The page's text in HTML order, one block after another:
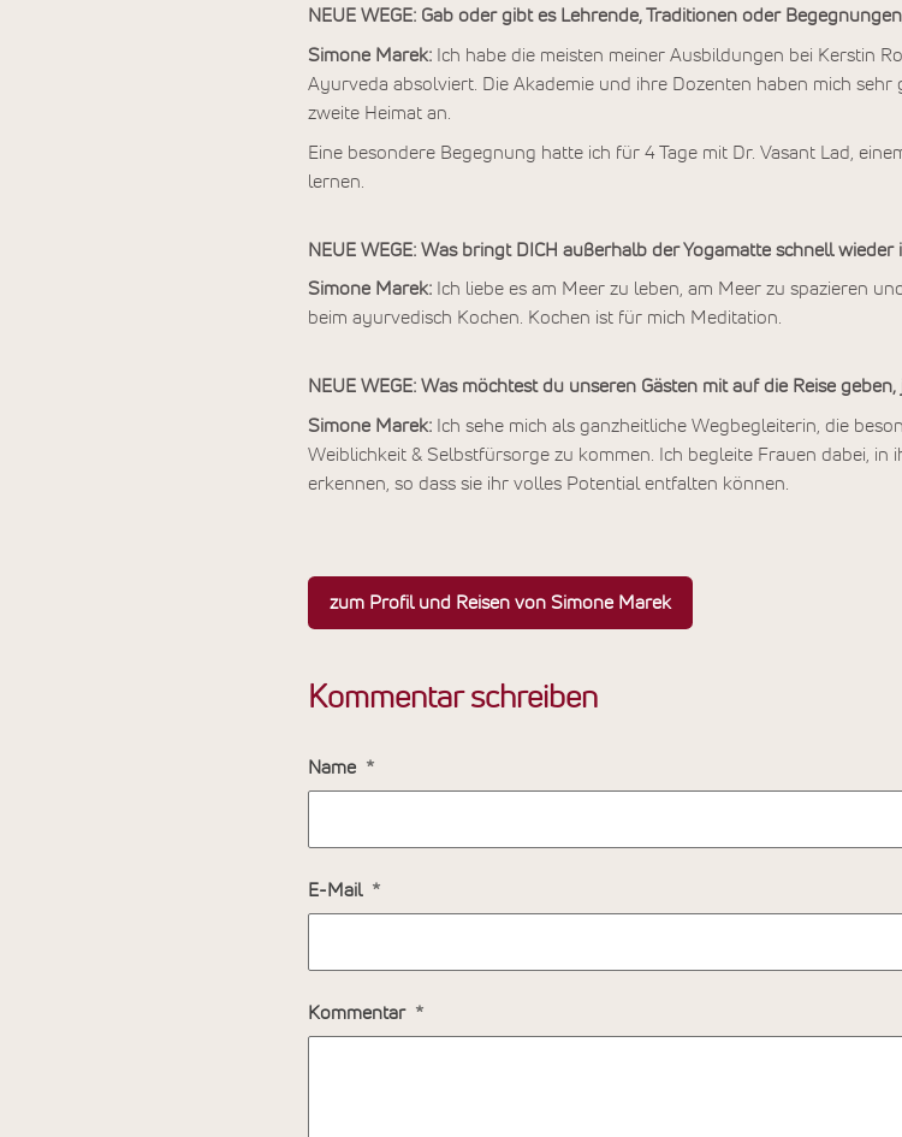
NEUE WEGE: Gab oder gibt es Lehrende, Traditionen oder
Simone Marek: Ich habe die meisten meiner Ausbildungen bei Kerstin
Ayurveda absolviert. Die Akademie und ihre Dozenten haben mich
zweite Heimat an.
Eine besondere Begegnung hatte ich für 4 Tage mit Dr. Vasant Lad,
lernen.
NEUE WEGE: Was bringt DICH außerhalb der Yogamatte schnell wieder
Simone Marek: Ich liebe es am Meer zu leben, am Meer zu spazieren
beim ayurvedisch Kochen. Kochen ist für mich Meditation.
NEUE WEGE: Was möchtest du unseren Gästen mit auf die Reise geben,
Simone Marek: Ich sehe mich als ganzheitliche Wegbegleiterin, die
Weiblichkeit & Selbstfürsorge zu kommen. Ich begleite Frauen dabei,
erkennen, so dass sie ihr volles Potential entfalten können.
zum Profil und Reisen von Simone Marek
Kommentar schreiben
Name
E-Mail
Kommentar